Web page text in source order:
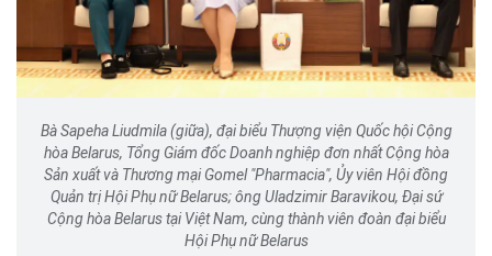
Bà Sapeha Liudmila (giữa), đại biểu Thượng viện Quốc hội Cộng
hòa Belarus, Tổng Giám đốc Doanh nghiệp đơn nhất Cộng hòa
Sản xuất và Thương mại Gomel "Pharmacia", Ủy viên Hội đồng
Quản trị Hội Phụ nữ Belarus; ông Uladzimir Baravikou, Đại sứ
Cộng hòa Belarus tại Việt Nam, cùng thành viên đoàn đại biểu
Hội Phụ nữ Belarus